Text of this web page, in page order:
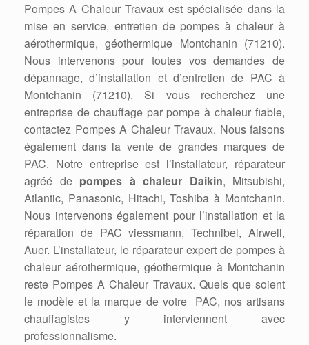
Pompes A Chaleur Travaux est spécialisée dans la
mise en service, entretien de pompes à chaleur à
aérothermique, géothermique Montchanin (71210).
Nous intervenons pour toutes vos demandes de
dépannage, d’installation et d’entretien de PAC à
Montchanin (71210). Si vous recherchez une
entreprise de chauffage par pompe à chaleur fiable,
contactez Pompes A Chaleur Travaux. Nous faisons
également dans la vente de grandes marques de
PAC. Notre entreprise est l’installateur, réparateur
agréé de pompes à chaleur Daikin, Mitsubishi,
Atlantic, Panasonic, Hitachi, Toshiba à Montchanin.
Nous intervenons également pour l’installation et la
réparation de PAC viessmann, Technibel, Airwell,
Auer. L’installateur, le réparateur expert de pompes à
chaleur aérothermique, géothermique à Montchanin
reste Pompes A Chaleur Travaux. Quels que soient
le modèle et la marque de votre PAC, nos artisans
chauffagistes y interviennent avec
professionnalisme.